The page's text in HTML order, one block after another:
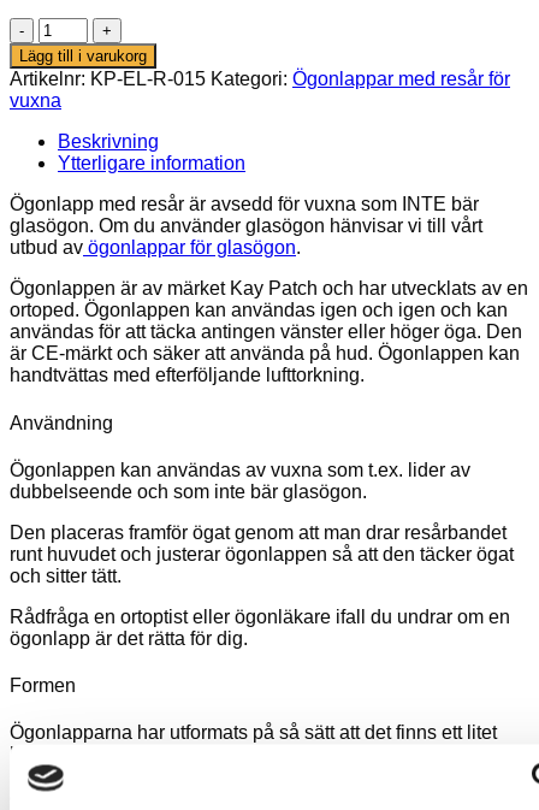
Ögonlapp
med
resår
(Vuxna)
–
Lattice
mängd
Lägg till i varukorg
Artikelnr: KP-EL-R-015 Kategori: Ögonlappar med resår för
vuxna
Beskrivning
Ytterligare information
Ögonlapp med resår är avsedd för vuxna som INTE bär
glasögon. Om du använder glasögon hänvisar vi till vårt
utbud av ögonlappar för glasögon.
Ögonlappen är av märket Kay Patch och har utvecklats av en
ortoped. Ögonlappen kan användas igen och igen och kan
användas för att täcka antingen vänster eller höger öga. Den
är CE-märkt och säker att använda på hud. Ögonlappen kan
handtvättas med efterföljande lufttorkning.
Användning
Ögonlappen kan användas av vuxna som t.ex. lider av
dubbelseende och som inte bär glasögon.
Den placeras framför ögat genom att man drar resårbandet
runt huvudet och justerar ögonlappen så att den täcker ögat
och sitter tätt.
Rådfråga en ortoptist eller ögonläkare ifall du undrar om en
ögonlapp är det rätta för dig.
Formen
Ögonlapparna har utformats på så sätt att det finns ett litet
luftrum för ögat / ögonfransarna. Det garanterar bästa
komfort. Alla ögonlappar kan användas för att täcka höger
eller vänster öga.